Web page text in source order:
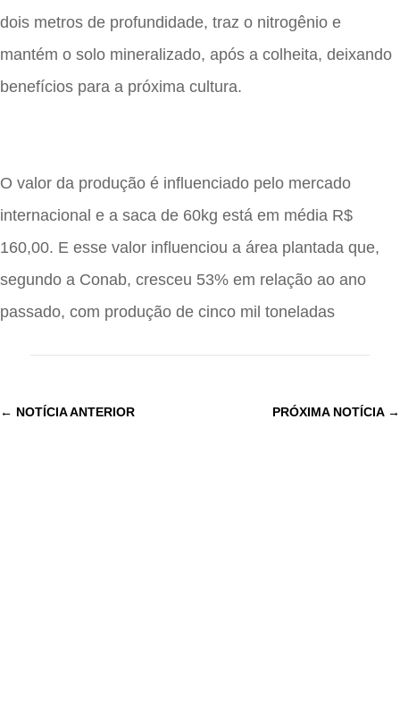
dois metros de profundidade, traz o nitrogênio e
mantém o solo mineralizado, após a colheita, deixando
benefícios para a próxima cultura.
O valor da produção é influenciado pelo mercado
internacional e a saca de 60kg está em média R$
160,00. E esse valor influenciou a área plantada que,
segundo a Conab, cresceu 53% em relação ao ano
passado, com produção de cinco mil toneladas
← NOTÍCIA ANTERIOR PRÓXIMA NOTÍCIA→